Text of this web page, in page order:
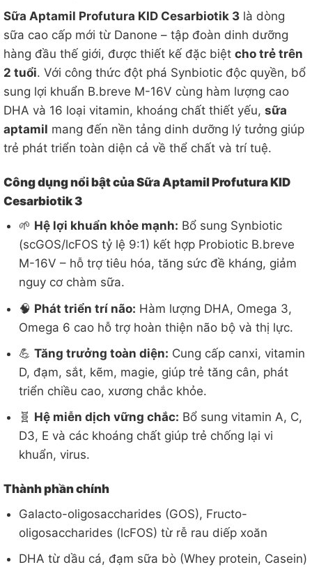
Sữa Aptamil Profutura KID Cesarbiotik 3 là dòng
sữa cao cấp mới từ Danone – tập đoàn dinh dưỡng
hàng đầu thế giới, được thiết kế đặc biệt cho trẻ trên
2 tuổi. Với công thức đột phá Synbiotic độc quyền, bổ
sung lợi khuẩn B.breve M-16V cùng hàm lượng cao
DHA và 16 loại vitamin, khoáng chất thiết yếu, sữa
aptamil mang đến nền tảng dinh dưỡng lý tưởng giúp
trẻ phát triển toàn diện cả về thể chất và trí tuệ.
Công dụng nổi bật của Sữa Aptamil Profutura KID
Cesarbiotik 3
🌱 Hệ lợi khuẩn khỏe mạnh: Bổ sung Synbiotic
(scGOS/lcFOS tỷ lệ 9:1) kết hợp Probiotic B.breve
M-16V – hỗ trợ tiêu hóa, tăng sức đề kháng, giảm
nguy cơ chàm sữa.
🧠 Phát triển trí não: Hàm lượng DHA, Omega 3,
Omega 6 cao hỗ trợ hoàn thiện não bộ và thị lực.
💪Tăng trưởng toàn diện: Cung cấp canxi, vitamin
D, đạm, sắt, kẽm, magie, giúp trẻ tăng cân, phát
triển chiều cao, xương chắc khỏe.
🧬 Hệ miễn dịch vững chắc: Bổ sung vitamin A, C,
D3, E và các khoáng chất giúp trẻ chống lại vi
khuẩn, virus.
Thành phần chính
Galacto-oligosaccharides (GOS), Fructo-
oligosaccharides (lcFOS) từ rễ rau diếp xoăn
DHA từ dầu cá, đạm sữa bò (Whey protein, Casein)